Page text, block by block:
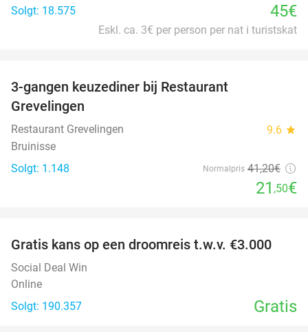
Solgt: 18.575
45€
Eskl. ca. 3€ per person per nat i turistskat
3-gangen keuzediner bij Restaurant
Grevelingen
Restaurant Grevelingen 9.6 star
Bruinisse
Solgt: 1.148
Normalpris 41,20€
21 ,50€
Gratis kans op een droomreis t.w.v. €3.000
Social Deal Win
Online
Solgt: 190.357
Gratis